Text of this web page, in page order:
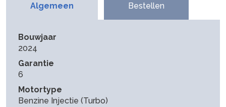
Algemeen Bestellen
Bouwjaar
2024
Garantie
6
Motortype
Benzine Injectie (Turbo)